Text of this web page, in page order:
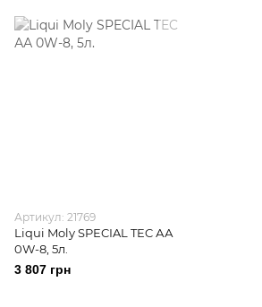
Артикул: 21769
Liqui Moly SPECIAL TEC АА
0W-8, 5л.
3 807 грн